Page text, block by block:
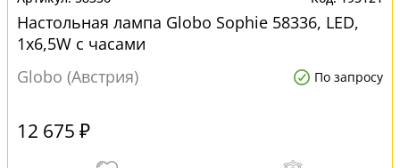
Настольная лампа Globo Sophie 58336, LED,
1x6,5W с часами
Globo (Австрия)
По запросу
12 675 ₽